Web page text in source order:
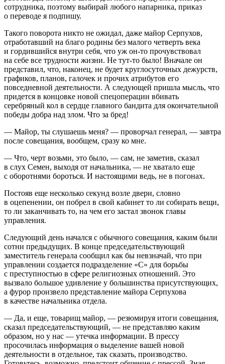
сотрудника, поэтому выбирай любого напарника, приказ
о переводе я подпишу.
Такого поворота никто не ожидал, даже майор Серпухов,
отработавший на благо родины без малого четверть века
и гордившийся внутри себя, что уж он-то прочувствовал
на себе все трудности жизни. Не тут-то было! Вначале он
представил, что, наконец, не будет круглосуточных дежурств,
графиков, планов, галочек и прочих атрибутов его
повседневной деятельности. А следующей пришла мысль, что
придется в концовке новой спецоперации вбивать
серебряный кол в сердце главного бандита для окончательной
победы добра над злом. Что за бред!
— Майор, ты слушаешь меня? — проворчал генерал, — завтра
после совещания, вообщем, сразу ко мне.
— Что, черт возьми, это было, — сам, не заметив, сказал
в слух Семен, выходя от начальника, — не хватало еще
с оборотнями бороться. И настоящими ведь, не в погонах.
Постояв еще несколько секунд возле двери, словно
в оцепенении, он побрел в свой кабинет то ли собирать вещи,
то ли заканчивать то, на чем его застал звонок главы
управления.
Следующий день начался с обычного совещания, каким были
сотни предыдущих. В конце председательствующий
заместитель генерала сообщил как бы невзначай, что при
управлении создается подразделение «С» для борьбы
с преступностью в сфере религиозных отношений. Это
вызвало большое удивление у большинства присутствующих,
а фурор произвело представление майора Серпухова
в качестве начальника отдела.
— Да, и еще, товарищ майор, — резюмируя итоги совещания,
сказал председательствующий, — не представляю каким
образом, но у нас — утечка информации. В прессу
просочилась информация о выделение вашей новой
деятельности в отдельное, так сказать, производство.